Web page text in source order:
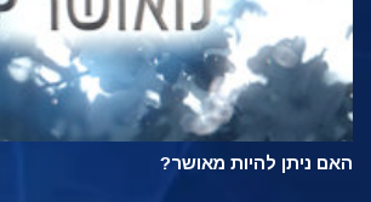
האם ניתן להיות מאושר?